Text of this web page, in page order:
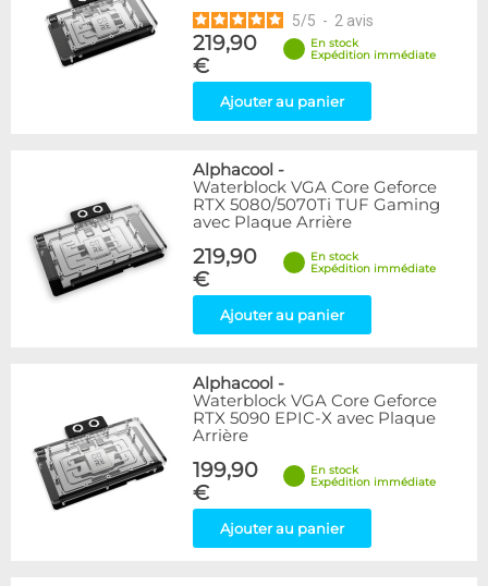
5/5 - 2 avis
219,90
€
En stock
Expédition immédiate
Ajouter au panier
Alphacool -
Waterblock VGA Core Geforce
RTX 5080/5070Ti TUF Gaming
avec Plaque Arrière
219,90
€
En stock
Expédition immédiate
Ajouter au panier
Alphacool -
Waterblock VGA Core Geforce
RTX 5090 EPIC-X avec Plaque
Arrière
199,90
€
En stock
Expédition immédiate
Ajouter au panier